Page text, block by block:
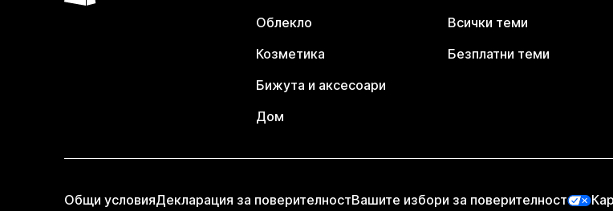
Облекло
Козметика
Бижута и аксесоари
Дом
Всички теми
Безплатни теми
Общи условияДекларация за поверителностВашите избори за поверителност